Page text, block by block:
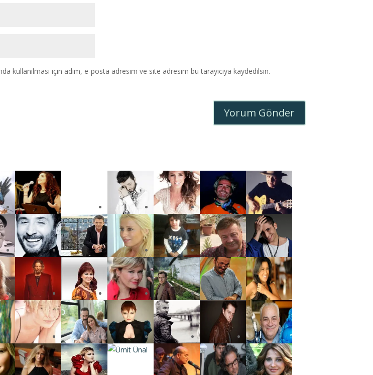
kullanılması için adım, e-posta adresim ve site adresim bu tarayıcıya kaydedilsin.